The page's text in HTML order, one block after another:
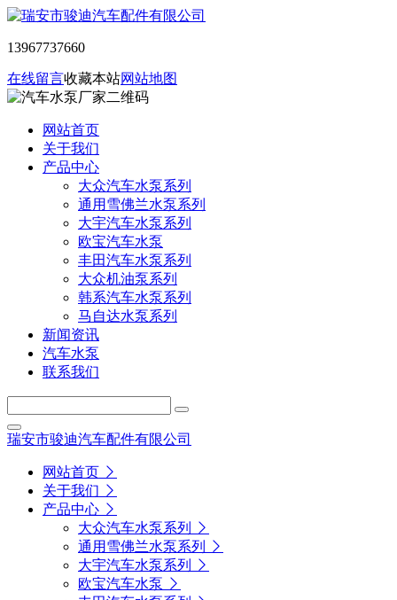
13967737660
在线留言收藏本站网站地图
网站首页
关于我们
产品中心
大众汽车水泵系列
通用雪佛兰水泵系列
大宇汽车水泵系列
欧宝汽车水泵
丰田汽车水泵系列
大众机油泵系列
韩系汽车水泵系列
马自达水泵系列
新闻资讯
汽车水泵
联系我们
瑞安市骏迪汽车配件有限公司
网站首页
关于我们
产品中心
大众汽车水泵系列
通用雪佛兰水泵系列
大宇汽车水泵系列
欧宝汽车水泵